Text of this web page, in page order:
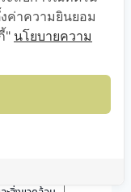
รมกรมสรรพากร
ท์ กรมบัญชีกลาง
ค่าความยินยอม
" นโยบายความ